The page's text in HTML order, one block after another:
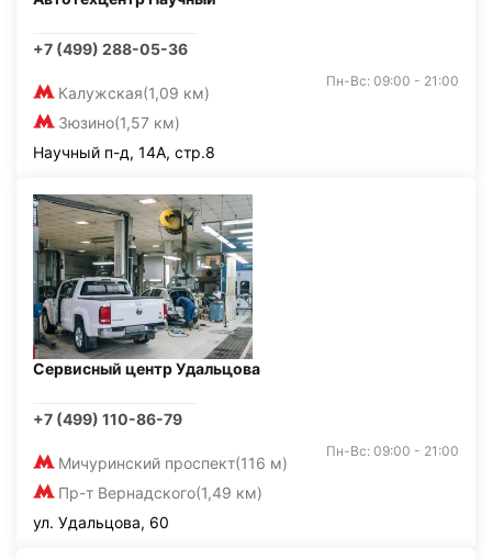
+7 (499) 288-05-36
Калужская(1,09 км)
Зюзино(1,57 км)
Пн-Вс: 09:00 - 21:00
Научный п-д, 14А, стр.8
Сервисный центр Удальцова
+7 (499) 110-86-79
Мичуринский проспект(116 м)
Пр-т Вернадского(1,49 км)
Пн-Вс: 09:00 - 21:00
ул. Удальцова, 60